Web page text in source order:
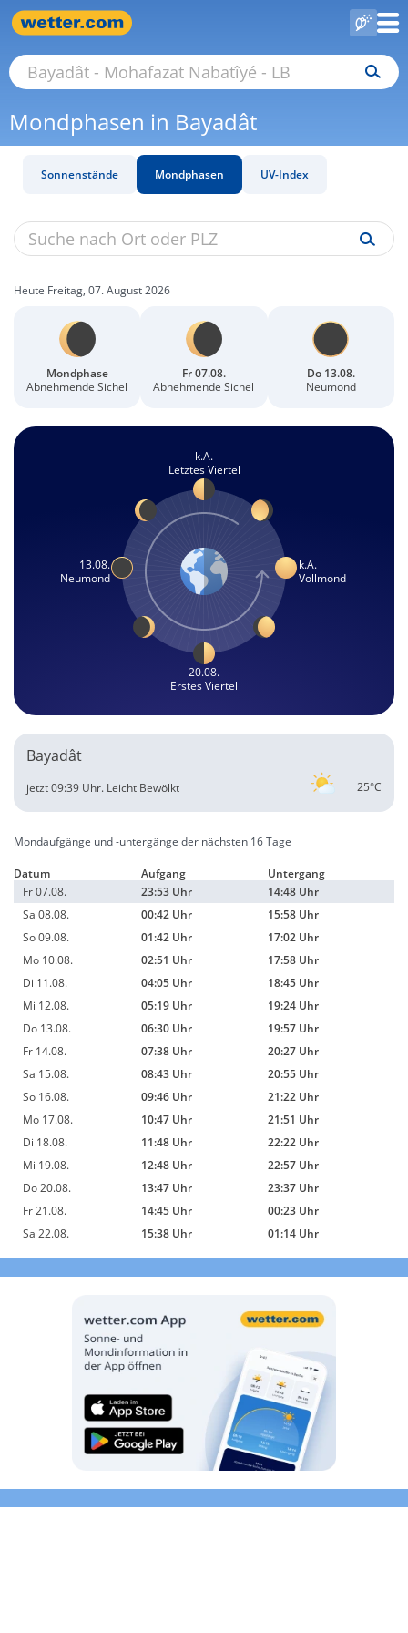
Mondphasen in Bayadât
Sonnenstände Mondphasen UV-Index
Heute Freitag, 07. August 2026
Mondphase
Abnehmende Sichel
Fr 07.08.
Abnehmende Sichel
Do 13.08.
Neumond
k.A.
Letztes Viertel
13.08.
Neumond
k.A.
Vollmond
20.08.
Erstes Viertel
Bayadât
25°C
jetzt 09:39 Uhr. Leicht Bewölkt
Mondaufgänge und -untergänge der nächsten 16 Tage
Datum Aufgang
Untergang
Fr 07.08.
23:53 Uhr
14:48 Uhr
Sa 08.08.
00:42 Uhr
15:58 Uhr
So 09.08.
01:42 Uhr
17:02 Uhr
Mo 10.08.
02:51 Uhr
17:58 Uhr
Di 11.08.
04:05 Uhr
18:45 Uhr
Mi 12.08.
05:19 Uhr
19:24 Uhr
Do 13.08.
06:30 Uhr
19:57 Uhr
Fr 14.08.
07:38 Uhr
20:27 Uhr
Sa 15.08.
08:43 Uhr
20:55 Uhr
So 16.08.
09:46 Uhr
21:22 Uhr
Mo 17.08.
10:47 Uhr
21:51 Uhr
Di 18.08.
11:48 Uhr
22:22 Uhr
Mi 19.08.
12:48 Uhr
22:57 Uhr
Do 20.08.
13:47 Uhr
23:37 Uhr
Fr 21.08.
14:45 Uhr
00:23 Uhr
Sa 22.08.
15:38 Uhr 01:14 Uhr